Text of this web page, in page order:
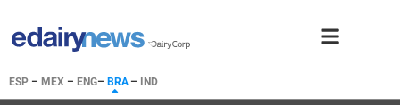
ESP – MEX – ENG– BRA– IND